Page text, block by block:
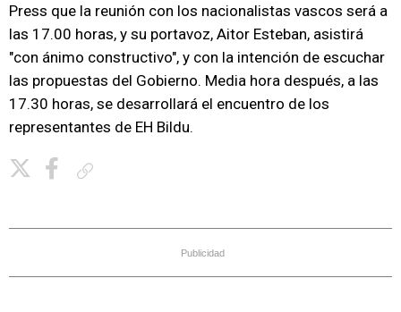
Press que la reunión con los nacionalistas vascos será a
las 17.00 horas, y su portavoz, Aitor Esteban, asistirá
"con ánimo constructivo", y con la intención de escuchar
las propuestas del Gobierno. Media hora después, a las
17.30 horas, se desarrollará el encuentro de los
representantes de EH Bildu.
Publicidad